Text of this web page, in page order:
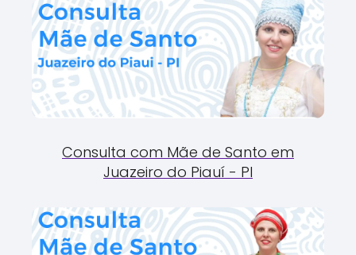
Consulta com Mãe de Santo em
Juazeiro do Piauí - PI